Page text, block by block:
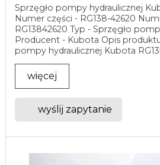
Sprzęgło pompy hydraulicznej
Numer części - RG138-42620
RG13842620 Typ - Sprzęgło
Producent - Kubota Opis
pompy hydraulicznej Kubota
za ...
więcej
wyślij zapytanie